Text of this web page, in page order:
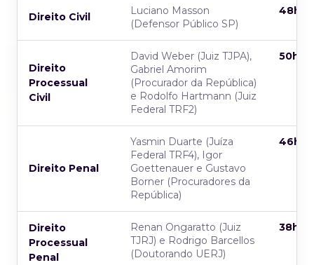
Direito Civil
Luciano Masson
(Defensor Público SP)
48h
Direito
Processual
Civil
David Weber (Juiz TJPA),
Gabriel Amorim
(Procurador da República)
e Rodolfo Hartmann (Juiz
Federal TRF2)
50h
Direito Penal
Yasmin Duarte (Juíza
Federal TRF4), Igor
Goettenauer e Gustavo
Borner (Procuradores da
República)
46h
Direito
Processual
Penal
Renan Ongaratto (Juiz
TJRJ) e Rodrigo Barcellos
(Doutorando UERJ)
38h